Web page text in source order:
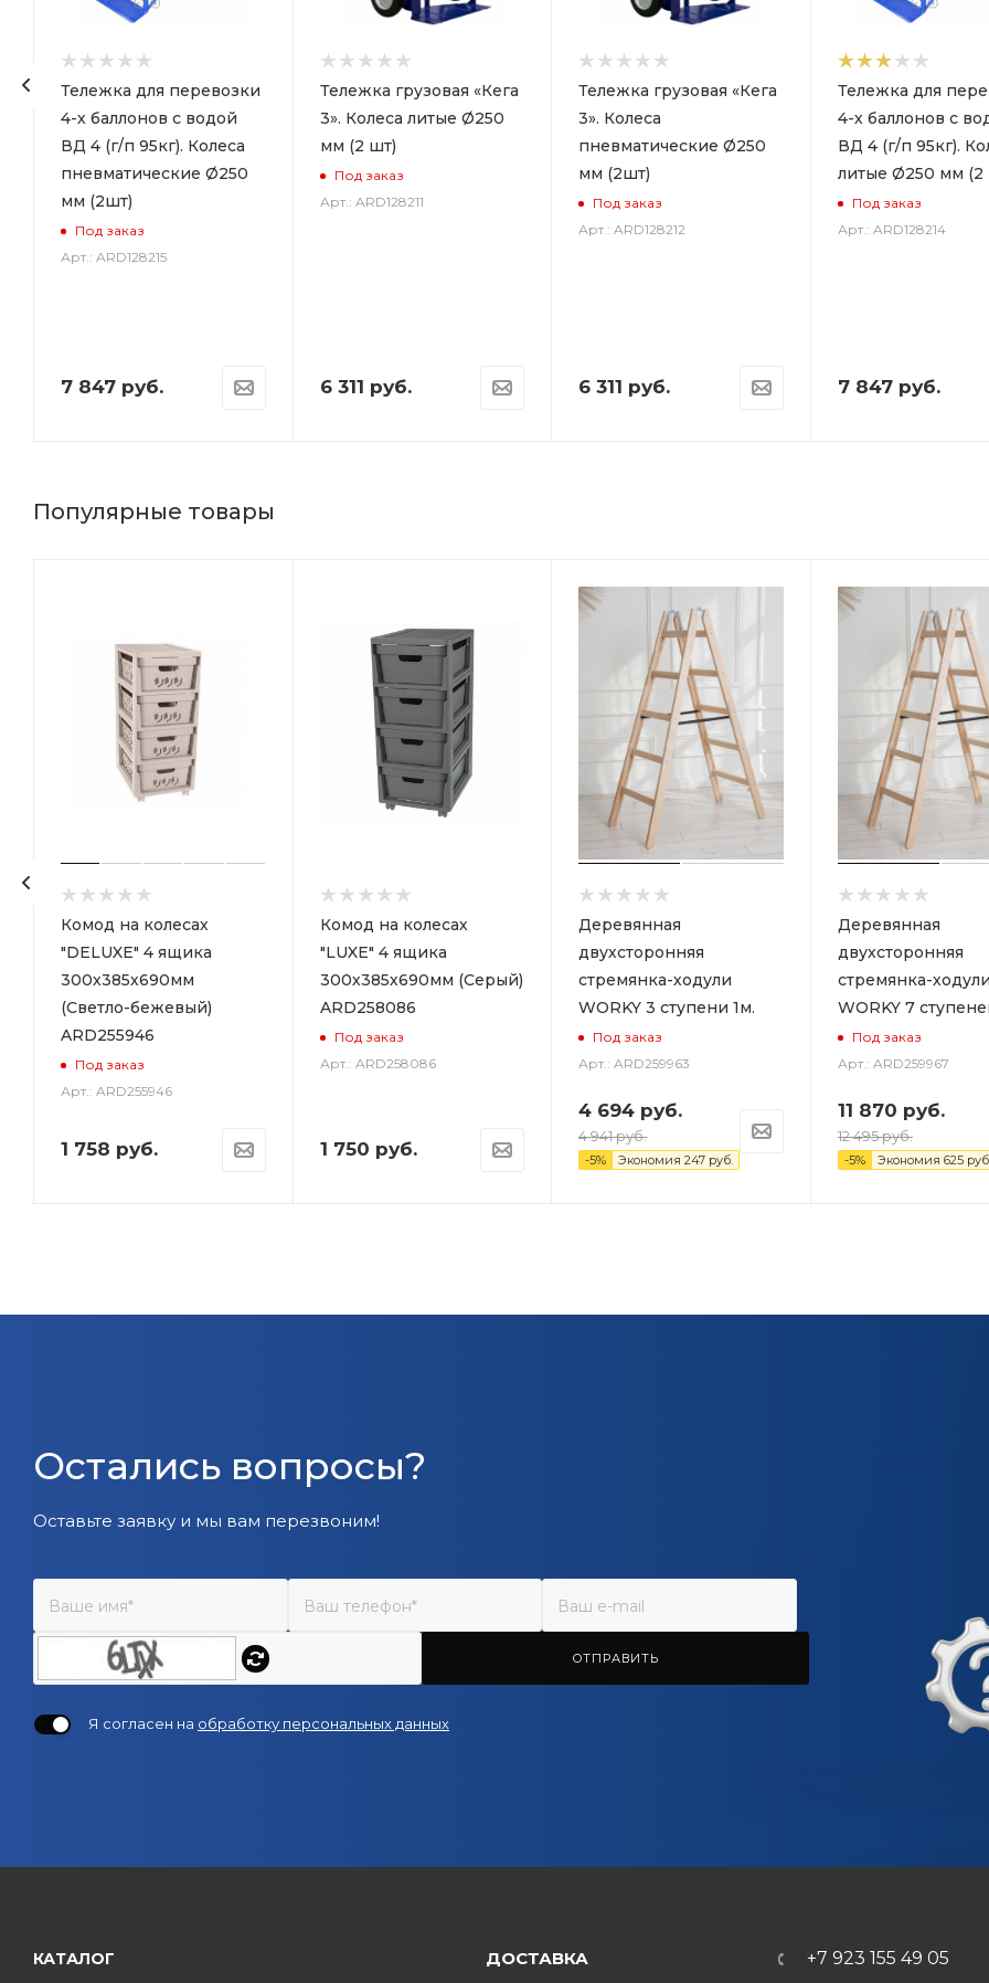
Тележка для перевозки
4-х баллонов с водой
ВД 4 (г/п 95кг). Колеса
пневматические Ø250
мм (2шт)
Под заказ
Арт.: ARD128215
7 847руб.
Тележка грузовая «Кега
3». Колеса литые Ø250
мм (2 шт)
Под заказ
Арт.: ARD128211
6 311 руб.
Тележка грузовая «Кега
3». Колеса
пневматические Ø250
мм (2шт)
Под заказ
Арт.: ARD128212
6 311 руб.
Тележка для
4-х баллонов с
ВД 4 (г/п 95кг).
литые Ø250 мм (2
Под заказ
Арт.: ARD128214
7 847 руб.
Популярные товары
Комод на колесах
"DELUXE" 4 ящика
300х385х690мм
(Светло-бежевый)
ARD255946
Под заказ
Арт.: ARD255946
1 758 руб.
Комод на колесах
"LUXE" 4 ящика
300х385х690мм (Серый)
ARD258086
Под заказ
Арт.: ARD258086
1 750 руб.
Деревянная
двухсторонняя
стремянка-ходули
WORKY 3 ступени 1м.
Под заказ
Арт.: ARD259963
4 694 руб.
4 941руб.
-5% Экономия 247 руб.
Деревянная
двухсторонняя
стремянка-ходули
WORKY 7
Под заказ
Арт.: ARD259967
11 870 руб.
12 495руб.
-5% Экономия 625
Остались вопросы?
Оставьте заявку и мы вам перезвоним!
ОТПРАВИТЬ
Я согласен на обработку персональных данных
КАТАЛОГ ДОСТАВКА +7 923 155 49 05